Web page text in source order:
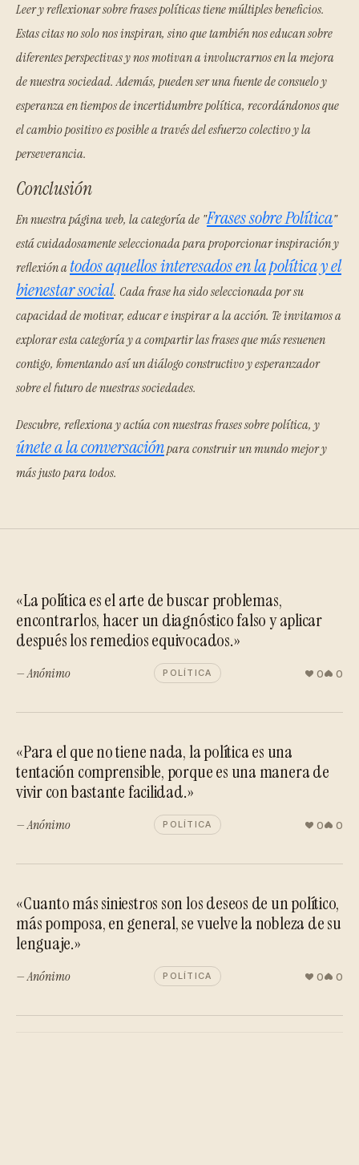
Leer y reflexionar sobre frases políticas tiene múltiples beneficios.
Estas citas no solo nos inspiran, sino que también nos educan sobre
diferentes perspectivas y nos motivan a involucrarnos en la mejora
de nuestra sociedad. Además, pueden ser una fuente de consuelo y
esperanza en tiempos de incertidumbre política, recordándonos que
el cambio positivo es posible a través del esfuerzo colectivo y la
perseverancia.
Conclusión
En nuestra página web, la categoría de "Frases sobre Política"
está cuidadosamente seleccionada para proporcionar inspiración y
reflexión atodos aquellos interesados en la política y el
bienestar social. Cada frase ha sido seleccionada por su
capacidad de motivar, educar e inspirar a la acción. Te invitamos a
explorar esta categoría y a compartir las frases que más resuenen
contigo, fomentando así un diálogo constructivo y esperanzador
sobre el futuro de nuestras sociedades.
Descubre, reflexiona y actúa con nuestras frases sobre política, y
únete a la conversaciónpara construir un mundo mejor y
más justo para todos.
«La política es el arte de buscar problemas,
encontrarlos, hacer un diagnóstico falso y aplicar
después los remedios equivocados.»
— Anónimo POLÍTICA 0 0
«Para el que no tiene nada, la política es una
tentación comprensible, porque es una manera de
vivir con bastante facilidad.»
— Anónimo POLÍTICA 0 0
«Cuanto más siniestros son los deseos de un político,
más pomposa, en general, se vuelve la nobleza de su
lenguaje.»
— Anónimo POLÍTICA 0 0